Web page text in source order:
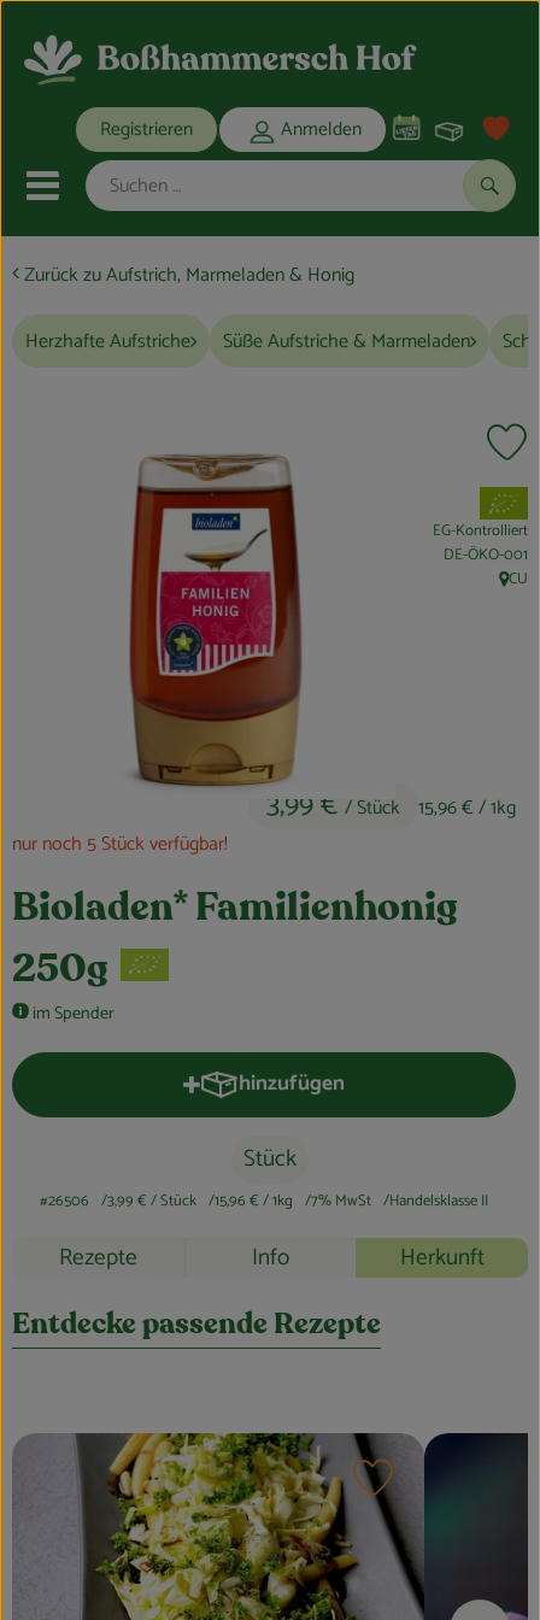
Registrieren Anmelden
Mobiles Menu öffnen oder
Bio-Kochkisten
REGIONALES
Obst & Gemüse
Vorratskammer
Kosmetik
Haus, Garten & Co.
So geht’s
Über uns
Zurück zu Aufstrich, Marmeladen & Honig
Herzhafte Aufstriche Süße Aufstriche & Marmeladen
Bioladen* Familienhonig
250g
im Spender
3,99 € / Stück 15,96 €/ 1kg
nur noch 5 Stück verfügbar!
, Verband:
EG-Kontrolliert
, Kontrollstelle:
DE-ÖKO-001
,CU
hinzufügen
Produkt zum Warenkorb
Stück
#26506 3,99 €/ Stück 15,96 €/ 1kg 7% MwSt Handelsklasse II
Rezepte Info Herkunft
Entdecke passende Rezepte